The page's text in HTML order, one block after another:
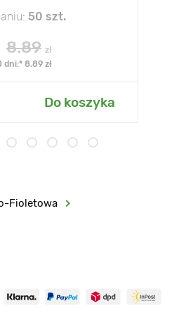
50 szt.
8.89 zł
dni:* 8.89 zł
Do koszyka
Fioletowa